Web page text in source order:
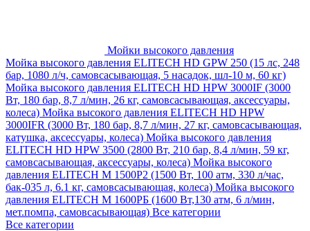
Мойки высокого давления
Мойка высокого давления ELITECH HD GPW 250 (15 лс, 248
бар, 1080 л/ч, самовсасывающая, 5 насадок, шл-10 м, 60 кг)
Мойка высокого давления ELITECH HD HPW 3000IF (3000
Вт, 180 бар, 8,7 л/мин, 26 кг, самовсасывающая, аксессуары,
колеса) Мойка высокого давления ELITECH HD HPW
3000IFR (3000 Вт, 180 бар, 8,7 л/мин, 27 кг, самовсасывающая,
катушка, аксессуары, колеса) Мойка высокого давления
ELITECH HD HPW 3500 (2800 Вт, 210 бар, 8,4 л/мин, 59 кг,
самовсасывающая, аксессуары, колеса) Мойка высокого
давления ELITECH M 1500P2 (1500 Вт, 100 атм, 330 л/час,
бак-035 л, 6.1 кг, самовсасывающая, колеса) Мойка высокого
давления ELITECH М 1600РБ (1600 Вт,130 атм, 6 л/мин,
мет.помпа, самовсасывающая) Все категории
Все категории